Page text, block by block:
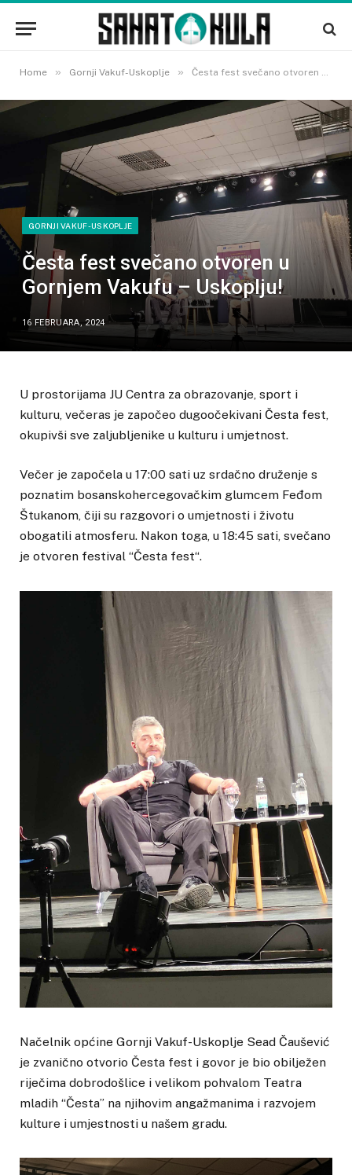
Home » Gornji Vakuf-Uskoplje » Česta fest svečano otvoren u Gornjem Vakufu – Uskoplju!
GORNJI VAKUF-USKOPLJE
Česta fest svečano otvoren u
Gornjem Vakufu – Uskoplju!
16 FEBRUARA, 2024
U prostorijama JU Centra za obrazovanje, sport i
kulturu, večeras je započeo dugoočekivani Česta fest,
okupivši sve zaljubljenike u kulturu i umjetnost.
Večer je započela u 17:00 sati uz srdačno druženje s
poznatim bosanskohercegovačkim glumcem Feđom
Štukanom, čiji su razgovori o umjetnosti i životu
obogatili atmosferu. Nakon toga, u 18:45 sati, svečano
je otvoren festival “Česta fest“.
Načelnik općine Gornji Vakuf-Uskoplje Sead Čaušević
je zvanično otvorio Česta fest i govor je bio obilježen
riječima dobrodošlice i velikom pohvalom Teatra
mladih “Česta” na njihovim angažmanima i razvojem
kulture i umjestnosti u našem gradu.